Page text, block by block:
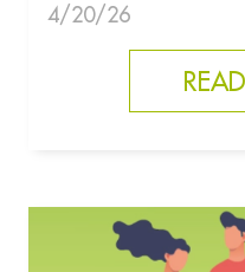
4/20/26